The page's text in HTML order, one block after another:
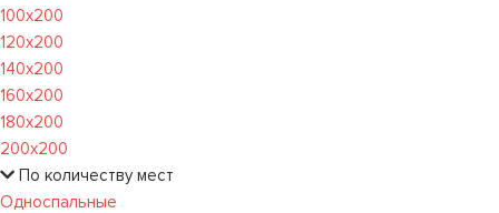
100х200
120x200
140х200
160х200
180х200
200х200
По количеству мест
Односпальные